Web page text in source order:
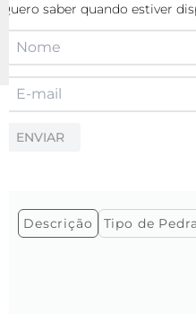
Quero saber quando estiver
ENVIAR
Descrição Tipo de